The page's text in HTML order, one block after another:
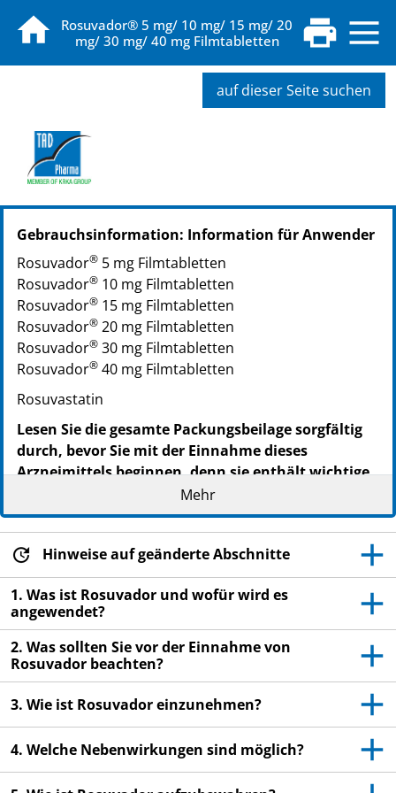
Rosuvador® 5 mg/ 10 mg/ 15 mg/ 20
mg/ 30 mg/ 40 mg Filmtabletten
auf dieser Seite suchen
PZN: 15262154
PPN: 111526215429
PZN: 13864179
PPN: 111386417949
PZN: 13864185
PPN: 111386418515
Gebrauchsinformation: Information für Anwender
Rosuvador® 5 mg Filmtabletten
Rosuvador® 10 mg Filmtabletten
Rosuvador® 15 mg Filmtabletten
Rosuvador® 20 mg Filmtabletten
Rosuvador® 30 mg Filmtabletten
Rosuvador® 40 mg Filmtabletten
Rosuvastatin
Lesen Sie die gesamte Packungsbeilage sorgfältig
durch, bevor Sie mit der Einnahme dieses
Arzneimittels beginnen, denn sie enthält wichtige
Heben Sie die Packungsbeilage auf. Vielleicht
möchten Sie diese später nochmals lesen.
Wenn Sie weitere Fragen haben, wenden Sie sich
an Ihren Arzt oder Apotheker.
Dieses Arzneimittel wurde Ihnen persönlich
verschrieben. Geben Sie es nicht an Dritte weiter.
Es kann anderen Menschen schaden, auch wenn
diese die gleichen Beschwerden haben wie Sie.
Wenn Sie Nebenwirkungen bemerken, wenden Sie
sich an Ihren Arzt oder Apotheker. Dies gilt auch
für Nebenwirkungen, die nicht in dieser
Packungsbeilage angegeben sind. Siehe Abschnitt
Mehr
Hinweise auf geänderte Abschnitte
1. Was ist Rosuvador und wofür wird es
angewendet?
2. Was sollten Sie vor der Einnahme von
Rosuvador beachten?
3. Wie ist Rosuvador einzunehmen?
4. Welche Nebenwirkungen sind möglich?